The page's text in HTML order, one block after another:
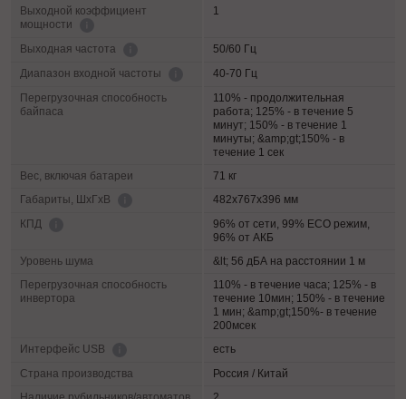
Выходной коэффициент
мощности
1
Выходная частота
50/60 Гц
Диапазон входной частоты
40-70 Гц
Перегрузочная способность
байпаса
110% - продолжительная
работа; 125% - в течение 5
минут; 150% - в течение 1
минуты; &amp;gt;150% - в
течение 1 сек
Вес, включая батареи
71 кг
Габариты, ШхГхВ
482х767х396 мм
КПД
96% от сети, 99% ECO режим,
96% от АКБ
Уровень шума
&lt; 56 дБА на расстоянии 1 м
Перегрузочная способность
инвертора
110% - в течение часа; 125% - в
течение 10мин; 150% - в течение
1 мин; &amp;gt;150%- в течение
200мсек
Интерфейс USB
есть
Страна производства
Россия / Китай